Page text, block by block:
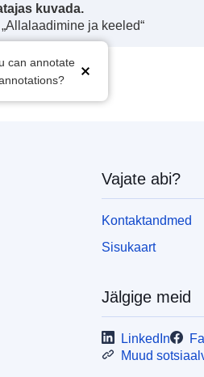
kuvada.
ja keeled“
can annotate
Vajate abi?
Kontaktandmed
Sisukaart
Jälgige meid
LinkedIn
Muud